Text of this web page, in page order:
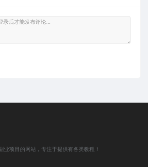
业项目的网站，专注于提供有各类教程！